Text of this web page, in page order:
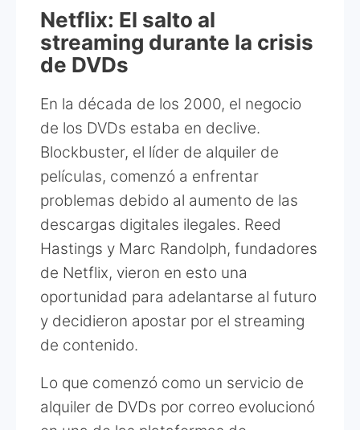
Netflix: El salto al
streaming durante la crisis
de DVDs
En la década de los 2000, el negocio
de los DVDs estaba en declive.
Blockbuster, el líder de alquiler de
películas, comenzó a enfrentar
problemas debido al aumento de las
descargas digitales ilegales. Reed
Hastings y Marc Randolph, fundadores
de Netflix, vieron en esto una
oportunidad para adelantarse al futuro
y decidieron apostar por el streaming
de contenido.
Lo que comenzó como un servicio de
alquiler de DVDs por correo evolucionó